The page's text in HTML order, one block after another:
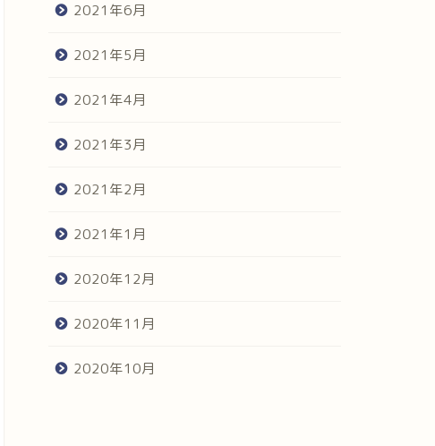
2021年6月
2021年5月
2021年4月
2021年3月
2021年2月
2021年1月
2020年12月
2020年11月
2020年10月